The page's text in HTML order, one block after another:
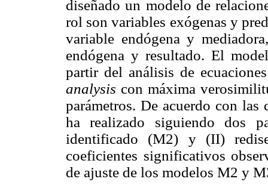
diseñado un modelo de
rol son variables exógenas y
variable endógena y
endógena y resultado. El
partir del análisis de
analysis con máxima
parámetros. De acuerdo con
ha realizado siguiendo dos
identificado (M2) y (II)
coeficientes significativos
de ajuste de los modelos M2 y